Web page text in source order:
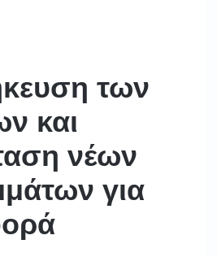
των
και
νέων
για